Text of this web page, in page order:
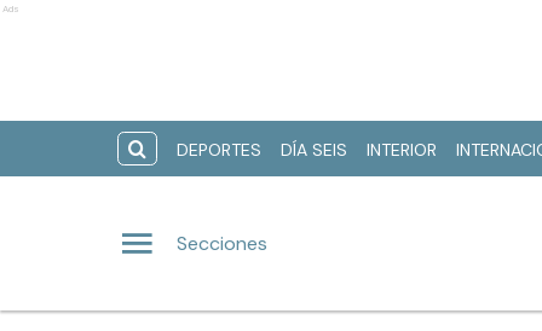
Ads
DEPORTES DÍA SEIS INTERIOR
Secciones